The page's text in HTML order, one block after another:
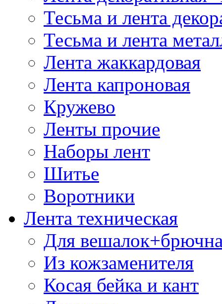
Тесьма и лента
Тесьма и лента
Лента жаккардовая
Лента капроновая
Кружево
Ленты прочие
Наборы лент
Шитье
Воротники
Лента техническая
Для
Из кожзаменителя
Косая бейка и кант